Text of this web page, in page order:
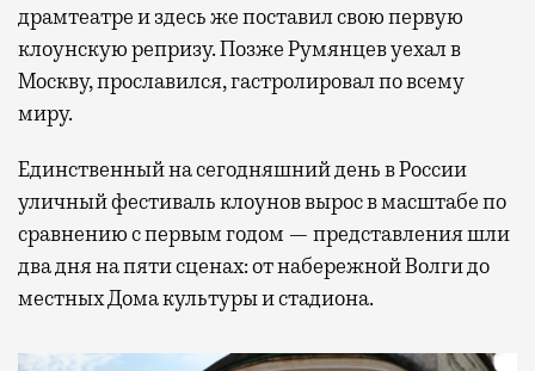
драмтеатре и здесь же поставил свою первую
клоунскую репризу. Позже Румянцев уехал в
Москву, прославился, гастролировал по всему
миру.
Единственный на сегодняшний день в России
уличный фестиваль клоунов вырос в масштабе по
сравнению с первым годом — представления шли
два дня на пяти сценах: от набережной Волги до
местных Дома культуры и стадиона.